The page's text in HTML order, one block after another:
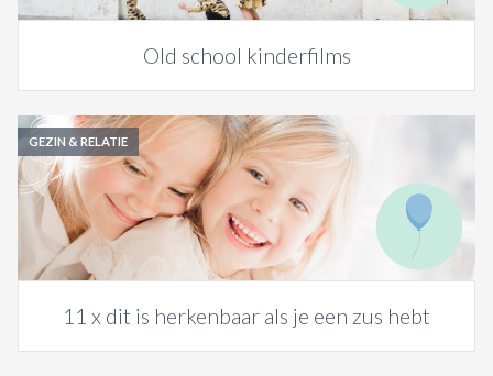
Old school kinderfilms
GEZIN & RELATIE
11 x dit is herkenbaar als je een zus hebt